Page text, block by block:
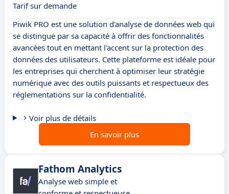
Tarif sur demande
Piwik PRO est une solution d'analyse de données web qui
se distingue par sa capacité à offrir des fonctionnalités
avancées tout en mettant l'accent sur la protection des
données des utilisateurs. Cette plateforme est idéale pour
les entreprises qui cherchent à optimiser leur stratégie
numérique avec des outils puissants et respectueux des
réglementations sur la confidentialité.
Voir plus de détails
En savoir plus
Fathom Analytics
Analyse web simple et